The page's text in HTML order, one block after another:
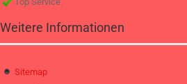
Weitere Informationen
Sitemap